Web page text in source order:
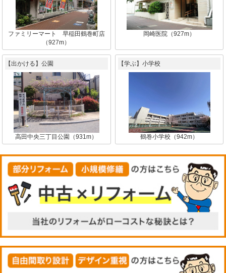
ファミリーマート 早稲田鶴巻町店
（927m）
岡崎医院（927m）
【出かける】公園
高田中央三丁目公園（931m）
【学ぶ】小学校
鶴巻小学校（942m）